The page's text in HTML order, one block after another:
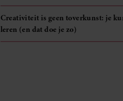
Creativiteit is geen toverkunst: je
leren (en dat doe je zo)